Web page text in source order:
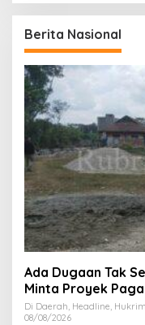
Berita Nasional
Ada Dugaan Tak
Minta Proyek
Dihentikan
Di Daerah, Headline,
08/08/2026